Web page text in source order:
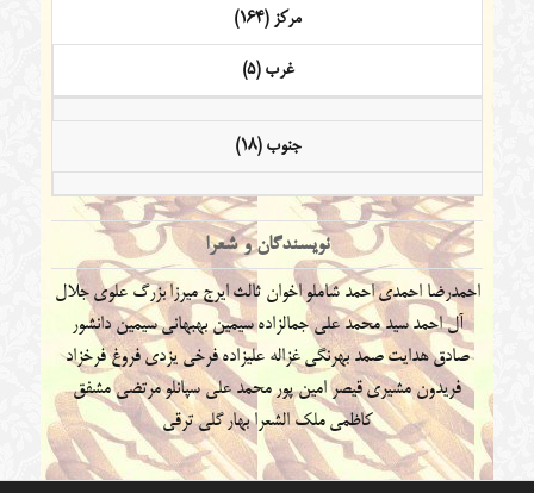
مرکز (164)
غرب (5)
جنوب (18)
نویسندگان و شعرا
احمدرضا احمدیاحمد شاملو اخوان ثالث ایرج میرزابزرگ علوی جلال
آل احمدسید محمد علی جمالزادهسیمین بهبهانیسیمین دانشور
صادق هدایتصمد بهرنگی غزاله علیزادهفرخی یزدی فروغ فرخزاد
فریدون مشیری قیصر امین پور محمد علی سپانلومرتضی مشفق
کاظمی ملک الشعرا بهار گلی ترقی